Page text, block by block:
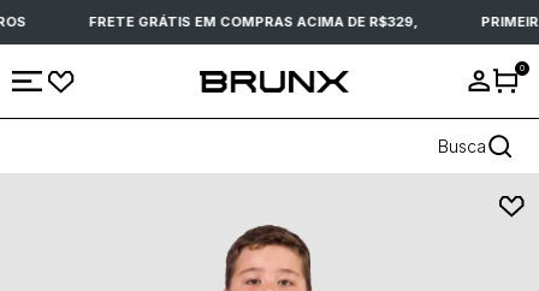
FRETE GRÁTIS EM COMPRAS ACIMA DE R$329,
0
Busca